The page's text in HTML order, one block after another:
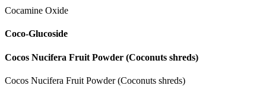
Cocamine Oxide
Coco-Glucoside
Cocos Nucifera Fruit Powder (Coconuts shreds)
Cocos Nucifera Fruit Powder (Coconuts shreds)